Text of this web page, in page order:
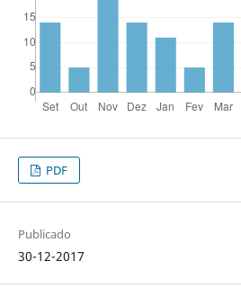
PDF
Publicado
30-12-2017